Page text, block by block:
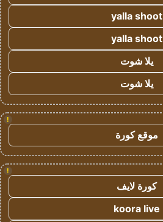
yalla shoot
yalla shoot
يلا شوت
يلا شوت
!
موقع كورة
!
كورة لايف
koora live